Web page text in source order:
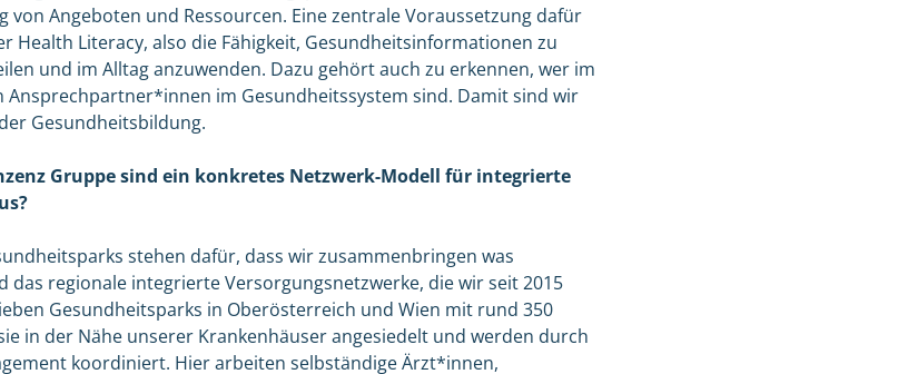
Angeboten und Ressourcen. Eine zentrale Voraussetzung dafür
Health Literacy, also die Fähigkeit, Gesundheitsinformationen zu
und im Alltag anzuwenden. Dazu gehört auch zu erkennen, wer im
Ansprechpartner*innen im Gesundheitssystem sind. Damit sind wir
Gesundheitsbildung.
Gruppe sind ein konkretes Netzwerk-Modell für integrierte
stehen dafür, dass wir zusammenbringen was
das regionale integrierte Versorgungsnetzwerke, die wir seit 2015
Gesundheitsparks in Oberösterreich und Wien mit rund 350
in der Nähe unserer Krankenhäuser angesiedelt und werden durch
koordiniert. Hier arbeiten selbständige Ärzt*innen,